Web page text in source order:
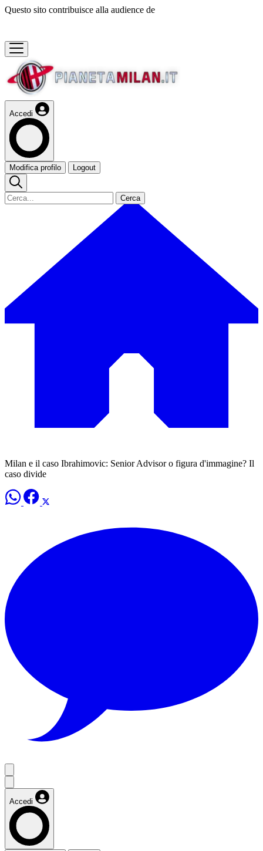
Questo sito contribuisce alla audience de
Accedi
Modifica profilo Logout
Cerca
Milan e il caso Ibrahimovic: Senior Advisor o figura d'immagine? Il
caso divide
Accedi